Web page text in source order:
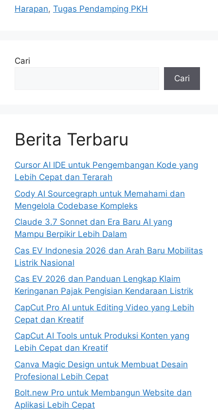
Harapan, Tugas Pendamping PKH
Cari
Cari
Berita Terbaru
Cursor AI IDE untuk Pengembangan Kode yang
Lebih Cepat dan Terarah
Cody AI Sourcegraph untuk Memahami dan
Mengelola Codebase Kompleks
Claude 3.7 Sonnet dan Era Baru AI yang
Mampu Berpikir Lebih Dalam
Cas EV Indonesia 2026 dan Arah Baru Mobilitas
Listrik Nasional
Cas EV 2026 dan Panduan Lengkap Klaim
Keringanan Pajak Pengisian Kendaraan Listrik
CapCut Pro AI untuk Editing Video yang Lebih
Cepat dan Kreatif
CapCut AI Tools untuk Produksi Konten yang
Lebih Cepat dan Kreatif
Canva Magic Design untuk Membuat Desain
Profesional Lebih Cepat
Bolt.new Pro untuk Membangun Website dan
Aplikasi Lebih Cepat